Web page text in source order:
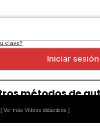
[ Ver más Vídeos didácticos ]